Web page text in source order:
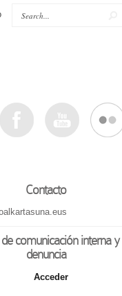
Contacto
comunicación interna y
denuncia
Acceder